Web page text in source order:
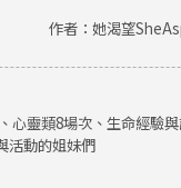
作者：她渴望
心靈類8場次、生命經驗
活動的姐妹們